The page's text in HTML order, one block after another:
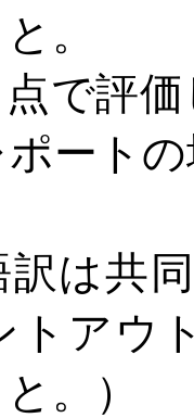
。
評価し
ート
共同
トアウ
。）